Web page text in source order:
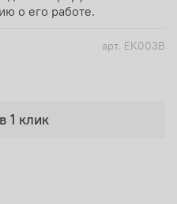
арт. EK003B
1 клик
о его работе.